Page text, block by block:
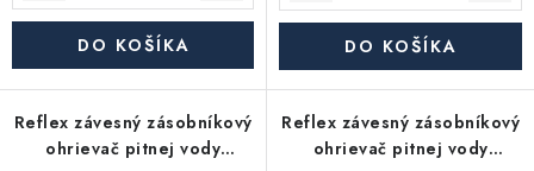
DO KOŠÍKA DO KOŠÍKA
Reflex závesný zásobníkový
ohrievač pitnej vody
Reflex závesný zásobníkový
ohrievač pitnej vody